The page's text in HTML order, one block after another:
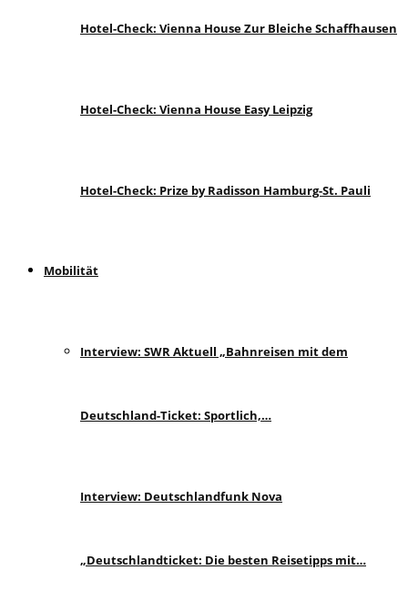
Hotel-Check: Vienna House Zur Bleiche Schaffhausen
Hotel-Check: Vienna House Easy Leipzig
Hotel-Check: Prize by Radisson Hamburg-St. Pauli
Mobilität
Interview: SWR Aktuell „Bahnreisen mit dem
Deutschland-Ticket: Sportlich,…
Interview: Deutschlandfunk Nova
„Deutschlandticket: Die besten Reisetipps mit…